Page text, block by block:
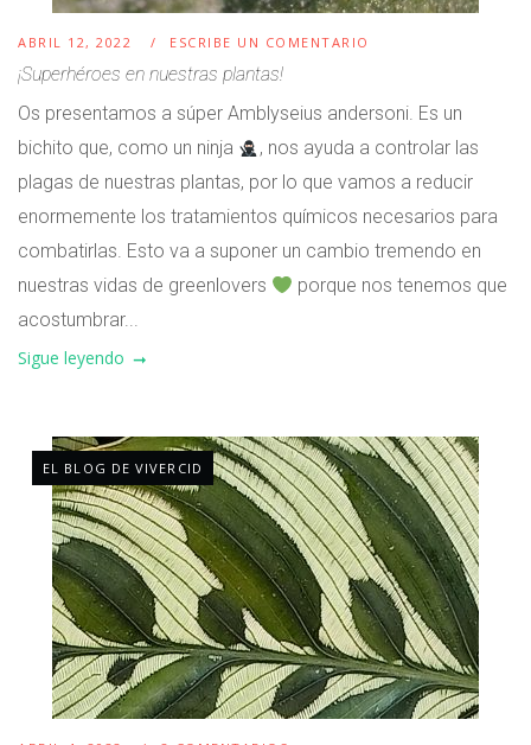
ABRIL 12, 2022 ESCRIBE UN COMENTARIO
¡Superhéroes en nuestras plantas!
Os presentamos a súper Amblyseius andersoni. Es un
bichito que, como un ninja
, nos ayuda a controlar las
plagas de nuestras plantas, por lo que vamos a reducir
enormemente los tratamientos químicos necesarios para
combatirlas. Esto va a suponer un cambio tremendo en
nuestras vidas de greenlovers
porque nos tenemos que
acostumbrar...
Sigue leyendo
EL BLOG DE VIVERCID